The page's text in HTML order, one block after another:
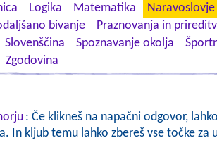
Logika Matematika Naravoslovje
bivanje Praznovanja in
Slovenščina Spoznavanje okolja
Zgodovina
: Če klikneš na napačni odgovor,
In kljub temu lahko zbereš vse točke za